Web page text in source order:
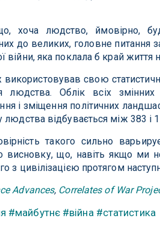
хоча людство, ймовірно,
до великих, головне питання
війни, яка поклала б край життя
свою
людства. Облік всіх
і зміщення політичних
людства відбувається між 383
такого сильно
висновку, що, навіть якщо ми
з цивілізацією протягом
Advances, Correlates of War
#майбутнє #війна #статистика